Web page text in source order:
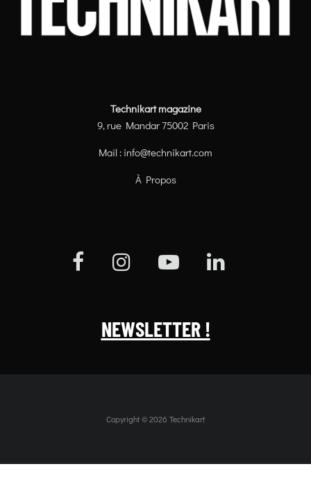
Technikart magazine
9, rue Mandar 75002 Paris
Mail : info@technikart.com
À Propos
NEWSLETTER !
Copyright © 2026 Technikart